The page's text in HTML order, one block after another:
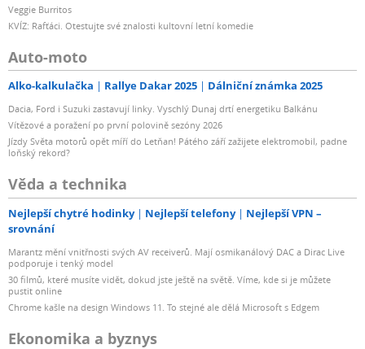
Veggie Burritos
KVÍZ: Rafťáci. Otestujte své znalosti kultovní letní komedie
Auto-moto
Alko-kalkulačka Rallye Dakar 2025 Dálniční známka 2025
Dacia, Ford i Suzuki zastavují linky. Vyschlý Dunaj drtí energetiku Balkánu
Vítězové a poražení po první polovině sezóny 2026
Jízdy Světa motorů opět míří do Letňan! Pátého září zažijete elektromobil, padne
loňský rekord?
Věda a technika
Nejlepší chytré hodinky Nejlepší telefony
Nejlepší VPN –
srovnání
Marantz mění vnitřnosti svých AV receiverů. Mají osmikanálový DAC a Dirac Live
podporuje i tenký model
30 filmů, které musíte vidět, dokud jste ještě na světě. Víme, kde si je můžete
pustit online
Chrome kašle na design Windows 11. To stejné ale dělá Microsoft s Edgem
Ekonomika a byznys